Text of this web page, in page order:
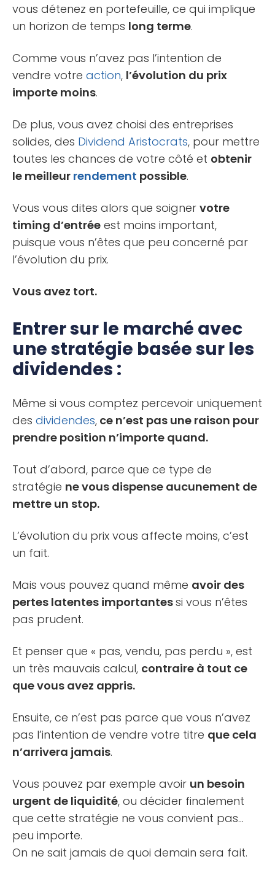
vous détenez en portefeuille, ce qui implique
un horizon de temps long terme.
Comme vous n’avez pas l’intention de
vendre votre action, l’évolution du prix
importe moins.
De plus, vous avez choisi des entreprises
solides, des Dividend Aristocrats, pour mettre
toutes les chances de votre côté et obtenir
le meilleur rendement possible.
Vous vous dites alors que soigner votre
timing d’entrée est moins important,
puisque vous n’êtes que peu concerné par
l’évolution du prix.
Vous avez tort.
Entrer sur le marché avec
une stratégie basée sur les
dividendes :
Même si vous comptez percevoir uniquement
des dividendes, ce n’est pas une raison pour
prendre position n’importe quand.
Tout d’abord, parce que ce type de
stratégie ne vous dispense aucunement de
mettre un stop.
L’évolution du prix vous affecte moins, c’est
un fait.
Mais vous pouvez quand même avoir des
pertes latentes importantessi vous n’êtes
pas prudent.
Et penser que « pas, vendu, pas perdu », est
un très mauvais calcul, contraire à tout ce
que vous avez appris.
Ensuite, ce n’est pas parce que vous n’avez
pas l’intention de vendre votre titre que cela
n’arrivera jamais.
Vous pouvez par exemple avoir un besoin
urgent de liquidité, ou décider finalement
que cette stratégie ne vous convient pas…
peu importe.
On ne sait jamais de quoi demain sera fait.